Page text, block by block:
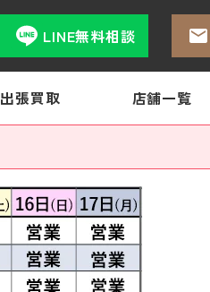
LINE無料相談
出張買取 店舗一覧